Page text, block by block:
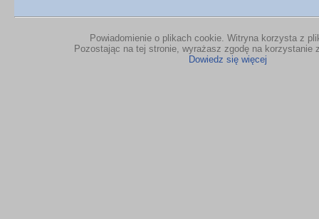
Powiadomienie o plikach cookie. Witryna korzysta z
Pozostając na tej stronie, wyrażasz zgodę na korzystanie
Dowiedz się więcej